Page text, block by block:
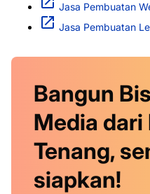
Jasa Pembuatan
Jasa Pembuatan
Bangun
Media dari
Tenang,
siapkan!